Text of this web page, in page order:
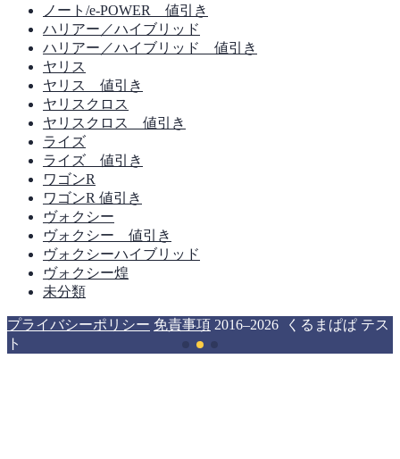
ノート/e-POWER 値引き
ハリアー／ハイブリッド
ハリアー／ハイブリッド 値引き
ヤリス
ヤリス 値引き
ヤリスクロス
ヤリスクロス 値引き
ライズ
ライズ 値引き
ワゴンR
ワゴンR 値引き
ヴォクシー
ヴォクシー 値引き
ヴォクシーハイブリッド
ヴォクシー煌
未分類
プライバシーポリシー 免責事項 2016–2026 くるまぱぱ テス
ト